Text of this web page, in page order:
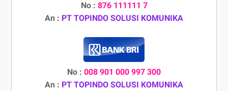
No : 876 111111 7
An : PT TOPINDO SOLUSI KOMUNIKA
No : 008 901 000 997 300
An : PT TOPINDO SOLUSI KOMUNIKA